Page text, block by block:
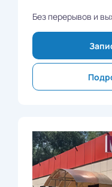
Без перерывов и